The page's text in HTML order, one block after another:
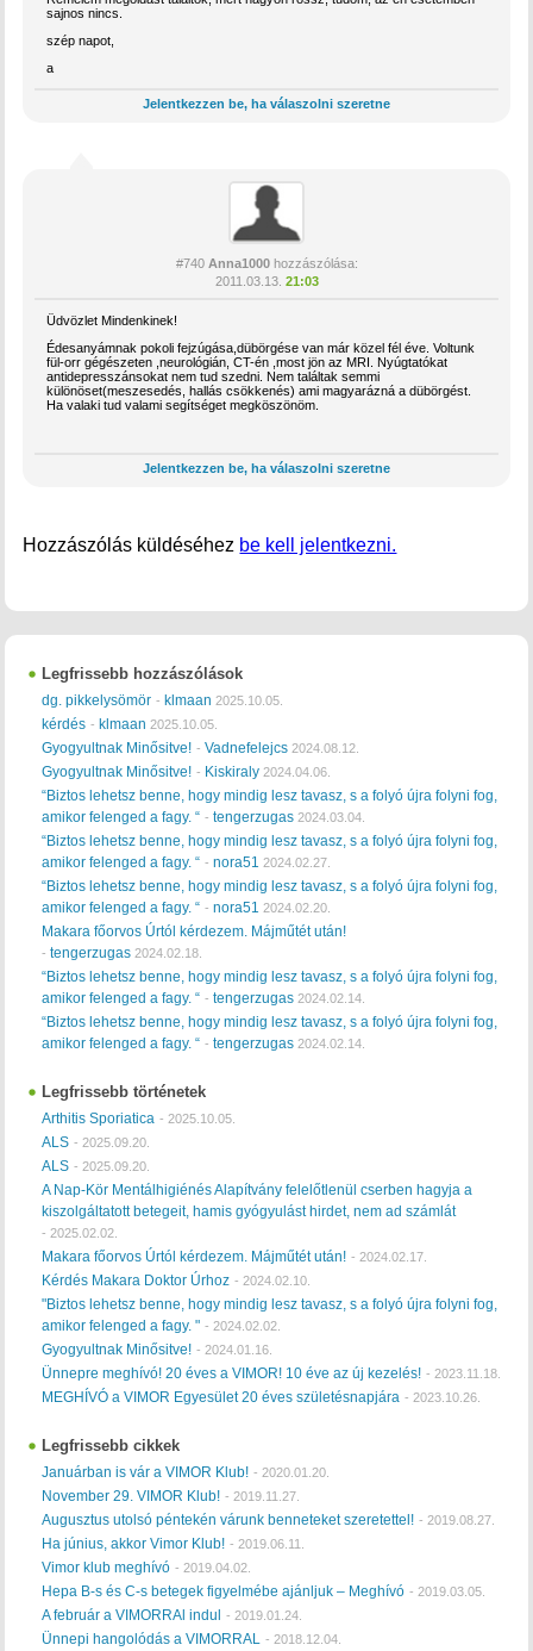
sajnos nincs.
szép napot,
a
Jelentkezzen be, ha válaszolni szeretne
#740 Anna1000hozzászólása:
2011.03.13. 21:03
Üdvözlet Mindenkinek!
Édesanyámnak pokoli fejzúgása,dübörgése van már közel fél éve. Voltunk
fül-orr gégészeten ,neurológián, CT-én ,most jön az MRI. Nyúgtatókat
antidepresszánsokat nem tud szedni. Nem találtak semmi
különöset(meszesedés, hallás csökkenés) ami magyarázná a dübörgést.
Ha valaki tud valami segítséget megköszönöm.
Jelentkezzen be, ha válaszolni szeretne
Hozzászólás küldéséhez be kell jelentkezni.
Legfrissebb hozzászólások
dg. pikkelysömör - klmaan 2025.10.05.
kérdés - klmaan 2025.10.05.
Gyogyultnak Minősitve! -Vadnefelejcs 2024.08.12.
Gyogyultnak Minősitve! - Kiskiraly 2024.04.06.
“Biztos lehetsz benne, hogy mindig lesz tavasz, s a folyó újra folyni fog,
amikor felenged a fagy. “ -tengerzugas 2024.03.04.
“Biztos lehetsz benne, hogy mindig lesz tavasz, s a folyó újra folyni fog,
amikor felenged a fagy. “ -nora51 2024.02.27.
“Biztos lehetsz benne, hogy mindig lesz tavasz, s a folyó újra folyni fog,
amikor felenged a fagy. “ -nora51 2024.02.20.
Makara főorvos Úrtól kérdezem. Májműtét után!
-tengerzugas 2024.02.18.
“Biztos lehetsz benne, hogy mindig lesz tavasz, s a folyó újra folyni fog,
amikor felenged a fagy. “ -tengerzugas 2024.02.14.
“Biztos lehetsz benne, hogy mindig lesz tavasz, s a folyó újra folyni fog,
amikor felenged a fagy. “ -tengerzugas 2024.02.14.
Legfrissebb történetek
Arthitis Sporiatica - 2025.10.05.
ALS - 2025.09.20.
ALS - 2025.09.20.
A Nap-Kör Mentálhigiénés Alapítvány felelőtlenül cserben hagyja a
kiszolgáltatott betegeit, hamis gyógyulást hirdet, nem ad számlát
- 2025.02.02.
Makara főorvos Úrtól kérdezem. Májműtét után! - 2024.02.17.
Kérdés Makara Doktor Úrhoz - 2024.02.10.
"Biztos lehetsz benne, hogy mindig lesz tavasz, s a folyó újra folyni fog,
amikor felenged a fagy. " - 2024.02.02.
Gyogyultnak Minősitve! - 2024.01.16.
Ünnepre meghívó! 20 éves a VIMOR! 10 éve az új kezelés! - 2023.11.18.
MEGHÍVÓ a VIMOR Egyesület 20 éves születésnapjára - 2023.10.26.
Legfrissebb cikkek
Januárban is vár a VIMOR Klub! - 2020.01.20.
November 29. VIMOR Klub! - 2019.11.27.
Augusztus utolsó péntekén várunk benneteket szeretettel! - 2019.08.27.
Ha június, akkor Vimor Klub! - 2019.06.11.
Vimor klub meghívó - 2019.04.02.
Hepa B-s és C-s betegek figyelmébe ajánljuk – Meghívó - 2019.03.05.
A február a VIMORRAl indul - 2019.01.24.
Ünnepi hangolódás a VIMORRAL - 2018.12.04.